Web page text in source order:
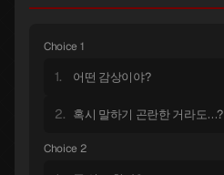
Choice 1
1. 어떤 감상이야?
2. 혹시 말하기 곤란한 거라도…?
Choice 2